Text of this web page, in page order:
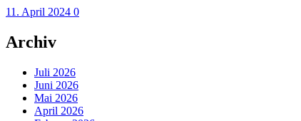
11. April 2024 0
Archiv
Juli 2026
Juni 2026
Mai 2026
April 2026